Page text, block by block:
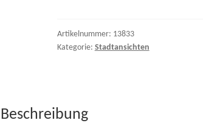
Artikelnummer: 13833
Kategorie: Stadtansichten
Beschreibung